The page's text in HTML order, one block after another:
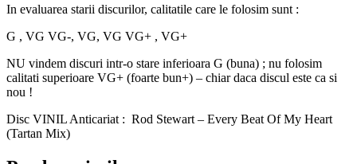
In evaluarea starii discurilor, calitatile care le folosim sunt :
G , VG VG-, VG, VG VG+ , VG+
NU vindem discuri intr-o stare inferioara G (buna) ; nu folosim
calitati superioare VG+ (foarte bun+) – chiar daca discul este ca si
nou !
Disc VINIL Anticariat : Rod Stewart – Every Beat Of My Heart
(Tartan Mix)